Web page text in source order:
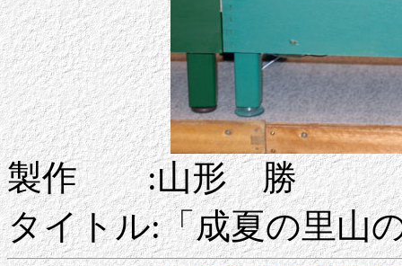
製作 :山形 勝
タイトル:「成夏の里山